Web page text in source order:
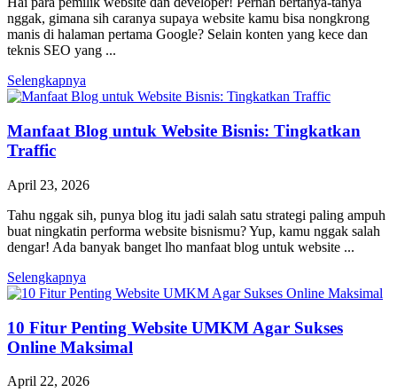
nggak, gimana sih caranya supaya website kamu bisa nongkrong
manis di halaman pertama Google? Selain konten yang kece dan
teknis SEO yang ...
Selengkapnya
Manfaat Blog untuk Website Bisnis: Tingkatkan
Traffic
April 23, 2026
Tahu nggak sih, punya blog itu jadi salah satu strategi paling ampuh
buat ningkatin performa website bisnismu? Yup, kamu nggak salah
dengar! Ada banyak banget lho manfaat blog untuk website ...
Selengkapnya
10 Fitur Penting Website UMKM Agar Sukses
Online Maksimal
April 22, 2026